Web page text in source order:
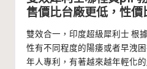
售價比台廠更低，性價
雙效合一，印度超級犀利士 根
性有不同程度的陽痿或者早洩
年人專利，有著越來越年輕化